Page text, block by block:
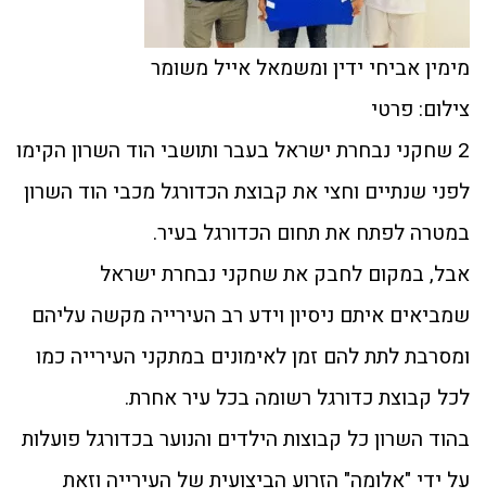
מימין אביחי ידין ומשמאל אייל משומר
צילום: פרטי
2 שחקני נבחרת ישראל בעבר ותושבי הוד השרון הקימו
לפני שנתיים וחצי את קבוצת הכדורגל מכבי הוד השרון
במטרה לפתח את תחום הכדורגל בעיר.
אבל, במקום לחבק את שחקני נבחרת ישראל
שמביאים איתם ניסיון וידע רב העירייה מקשה עליהם
ומסרבת לתת להם זמן לאימונים במתקני העירייה כמו
לכל קבוצת כדורגל רשומה בכל עיר אחרת.
בהוד השרון כל קבוצות הילדים והנוער בכדורגל פועלות
על ידי "אלומה" הזרוע הביצועית של העירייה וזאת